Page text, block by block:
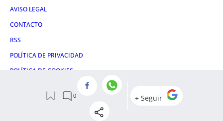
AVISO LEGAL
CONTACTO
RSS
POLÍTICA DE PRIVACIDAD
POLÍTICA DE COOKIES
EMPRESAS ESPAÑOLAS